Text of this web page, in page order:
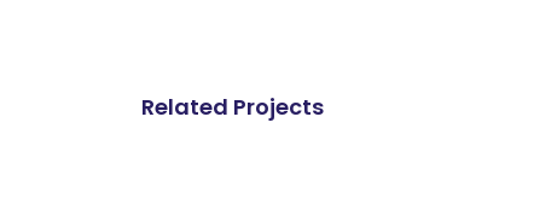
Related Projects